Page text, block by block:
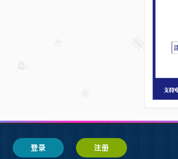
鲁ICP备2021002287号-1鲁公网安备 37132902372928号
Z-BlogPHP 搭建
登录 注册